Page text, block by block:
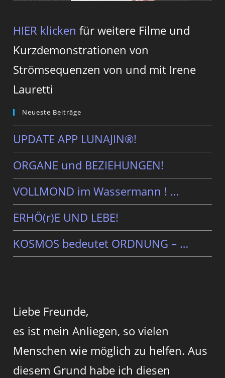
HIER klicken für weitere Filme und
Kurzdemonstrationen von
Strömsequenzen von und mit Irene
Lauretti
Neueste Beiträge
UPDATE APP LUNAJIN®!
ORGANE und BEZIEHUNGEN!
VOLLMOND im Wassermann ! …
ERHÖ(r)E UND LEBE!
KOSMOS bedeutet ORDNUNG – …
Liebe Freunde,
es ist mein Anliegen, so vielen
Menschen wie möglich zu helfen. Aus
diesem Grund habe ich diesen